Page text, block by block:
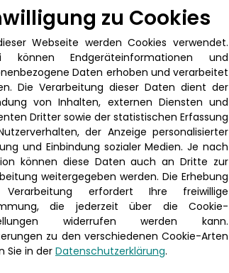
* zu Cookies
Webseite werden Cookies verwendet.
können Endgeräteinformationen und
Daten erhoben und verarbeitet
Die Verarbeitung dieser Daten dient der
von Inhalten, externen Diensten und
Dritter sowie der statistischen Erfassung
der Anzeige personalisierter
und Einbindung sozialer Medien. Je nach
können diese Daten auch an Dritte zur
weitergegeben werden. Die Erhebung
erfordert Ihre freiwillige
die jederzeit über die Cookie-
widerrufen werden kann.
zu den verschiedenen Cookie-Arten
Sie in der Datenschutzerklärung.